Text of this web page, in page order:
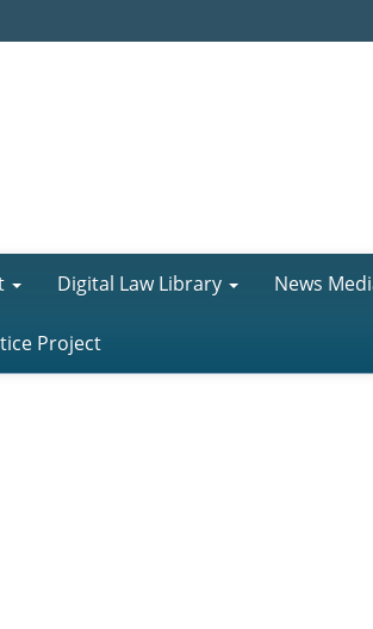
Digital Law Library News
Project